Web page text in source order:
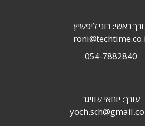
ראשי: רוני ליפשיץ
054-7882840
עורך: יוחאי שוויגר